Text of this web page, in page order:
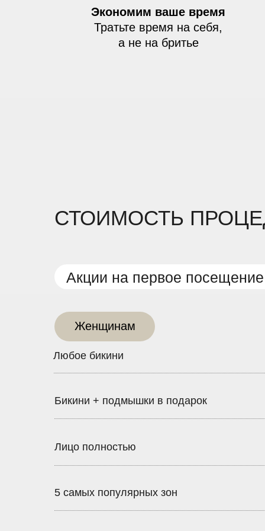
Экономим ваше время
Тратьте время на себя,
а не на бритье
СТОИМОСТЬ
Акции на первое посещение
Женщинам
5 самых популярных зон
Лицо полностью
Бикини + подмышки в подарок
Любое бикини